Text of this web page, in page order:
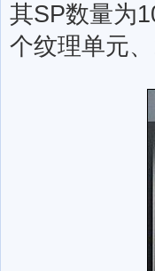
其SP数量为
个纹理单元